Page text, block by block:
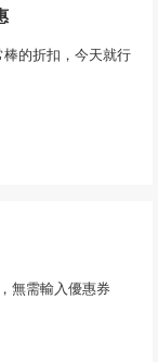
的折扣，今天就行
無需輸入優惠券